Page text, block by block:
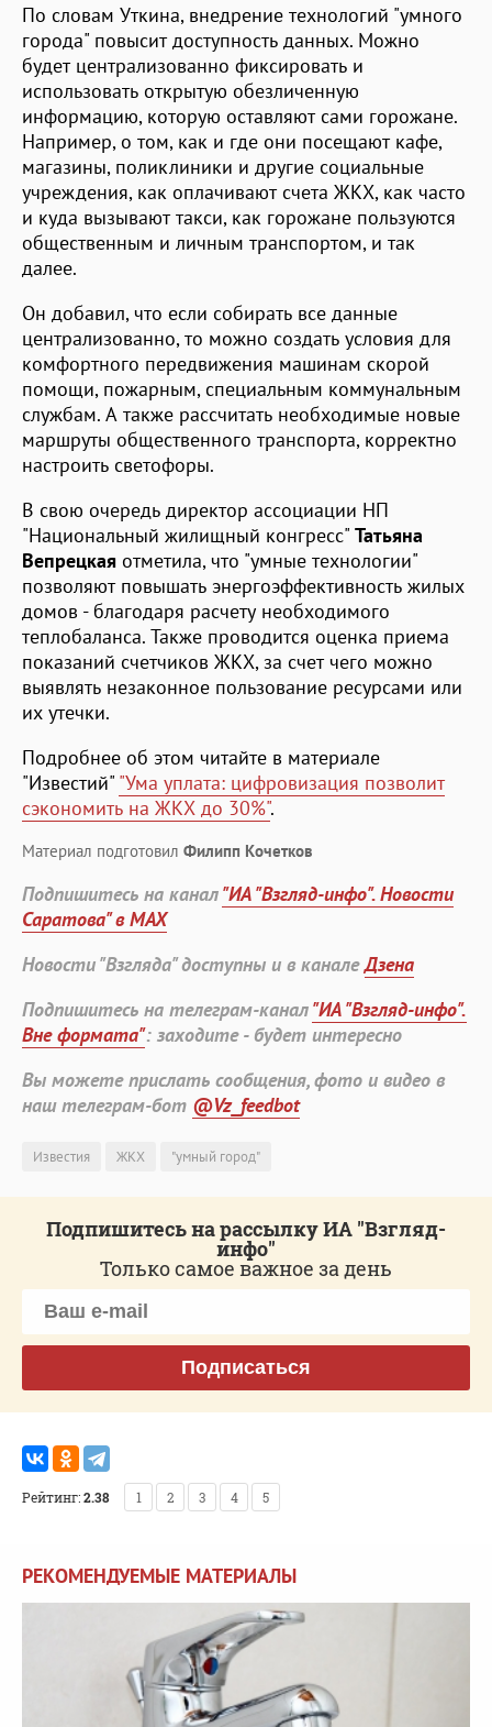
По словам Уткина, внедрение технологий "умного
города" повысит доступность данных. Можно
будет централизованно фиксировать и
использовать открытую обезличенную
информацию, которую оставляют сами горожане.
Например, о том, как и где они посещают кафе,
магазины, поликлиники и другие социальные
учреждения, как оплачивают счета ЖКХ, как часто
и куда вызывают такси, как горожане пользуются
общественным и личным транспортом, и так
далее.
Он добавил, что если собирать все данные
централизованно, то можно создать условия для
комфортного передвижения машинам скорой
помощи, пожарным, специальным коммунальным
службам. А также рассчитать необходимые новые
маршруты общественного транспорта, корректно
настроить светофоры.
В свою очередь директор ассоциации НП
"Национальный жилищный конгресс" Татьяна
Вепрецкая отметила, что "умные технологии"
позволяют повышать энергоэффективность жилых
домов - благодаря расчету необходимого
теплобаланса. Также проводится оценка приема
показаний счетчиков ЖКХ, за счет чего можно
выявлять незаконное пользование ресурсами или
их утечки.
Подробнее об этом читайте в материале
"Известий" "Ума уплата: цифровизация позволит
сэкономить на ЖКХ до 30%".
Материал подготовил Филипп Кочетков
Подпишитесь на канал"ИА "Взгляд-инфо". Новости
Саратова" в MAX
Новости "Взгляда" доступны и в каналеДзена
Подпишитесь на телеграм-канал"ИА "Взгляд-инфо".
Вне формата": заходите - будет интересно
Вы можете прислать сообщения, фото и видео в
наш телеграм-бот @Vz_feedbot
Известия ЖКХ "умный город"
Подпишитесь на рассылку ИА "Взгляд-
инфо"
Только самое важное за день
Подписаться
Рейтинг:2.38 1 2 3 4 5
РЕКОМЕНДУЕМЫЕ МАТЕРИАЛЫ